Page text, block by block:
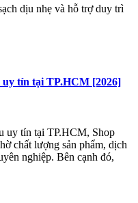
dịu nhẹ và hỗ trợ duy trì
uy tín tại TP.HCM [2026]
uy tín tại TP.HCM, Shop
chất lượng sản phẩm, dịch
nghiệp. Bên cạnh đó,